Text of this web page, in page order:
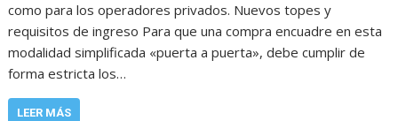
como para los operadores privados. Nuevos topes y
requisitos de ingreso Para que una compra encuadre en esta
modalidad simplificada «puerta a puerta», debe cumplir de
forma estricta los…
LEER MÁS